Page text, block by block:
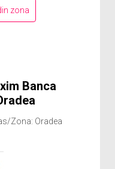
zona
Banca
Zona: Oradea